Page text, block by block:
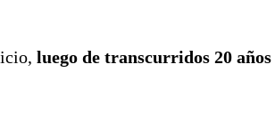
luego de transcurridos 20 años